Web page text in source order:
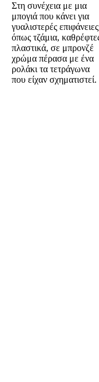
Στη συνέχεια με μια
μπογιά που κάνει για
γυαλιστερές επιφάνειες
όπως τζάμια,
πλαστικά, σε μπρονζέ
χρώμα πέρασα με ένα
ρολάκι τα τετράγωνα
που είχαν σχηματιστεί.